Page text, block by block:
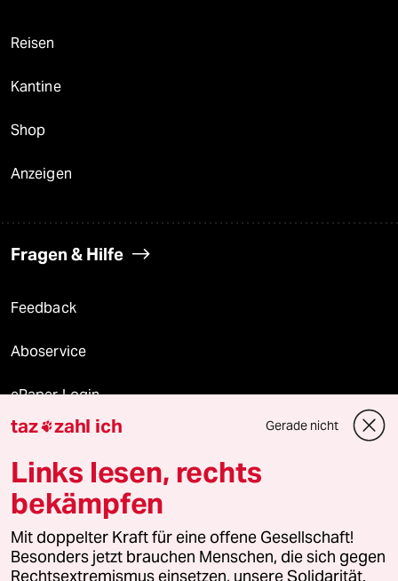
Reisen
Kantine
Shop
Anzeigen
Fragen & Hilfe
Feedback
Aboservice
ePaper Login
Downloads für Abonnierende
© 2026 taz Verlags und Vertriebs GmbH
Alle Rechte vorbehalten. Bei rechtlichen Fragen oder für Genehmigungen
wenden Sie sich bitte an
lizenzen@taz.de
taz zahl ich Gerade nicht
Links lesen, rechts
bekämpfen
Mit doppelter Kraft für eine offene Gesellschaft!
Besonders jetzt brauchen Menschen, die sich gegen
Rechtsextremismus einsetzen, unsere Solidarität.